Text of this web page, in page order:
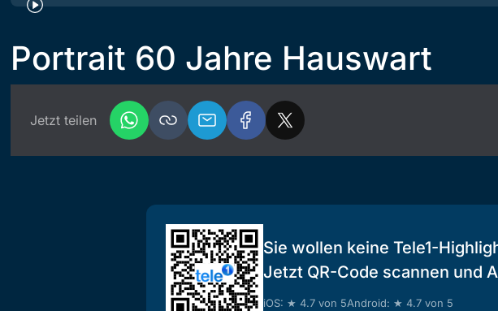
Portrait 60 Jahre Hauswart
Jetzt teilen
Sie wollen keine Tele1-
Jetzt QR-Code scannen und
iOS: ★ 4.7 von 5Android: ★ 4.7 von 5